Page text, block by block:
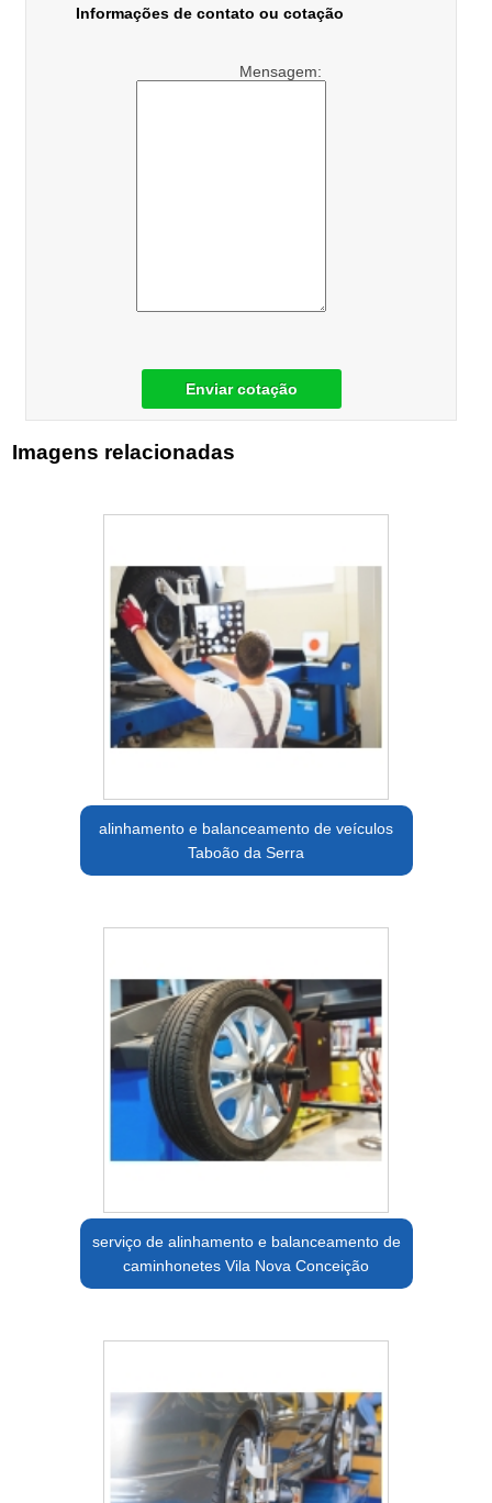
Informações de contato ou cotação
Mensagem:
Enviar cotação
Imagens relacionadas
alinhamento e balanceamento de veículos
Taboão da Serra
serviço de alinhamento e balanceamento de
caminhonetes Vila Nova Conceição